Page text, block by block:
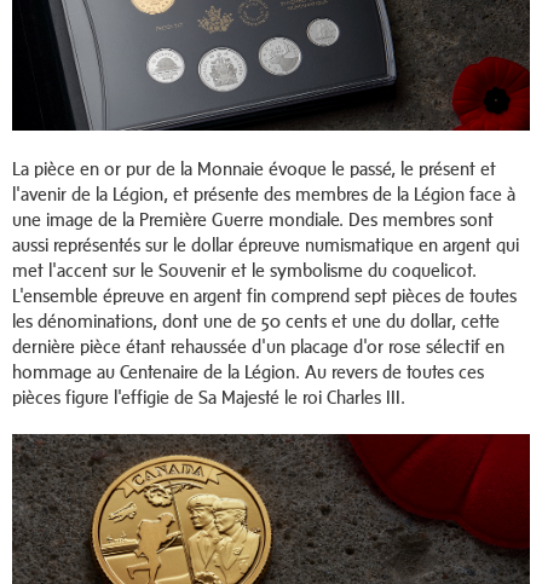
La pièce en or pur de la Monnaie évoque le passé, le présent et
l'avenir de la Légion, et présente des membres de la Légion face à
une image de la Première Guerre mondiale. Des membres sont
aussi représentés sur le dollar épreuve numismatique en argent qui
met l'accent sur le Souvenir et le symbolisme du coquelicot.
L'ensemble épreuve en argent fin comprend sept pièces de toutes
les dénominations, dont une de 50 cents et une du dollar, cette
dernière pièce étant rehaussée d'un placage d'or rose sélectif en
hommage au Centenaire de la Légion. Au revers de toutes ces
pièces figure l'effigie de Sa Majesté le roi Charles III.